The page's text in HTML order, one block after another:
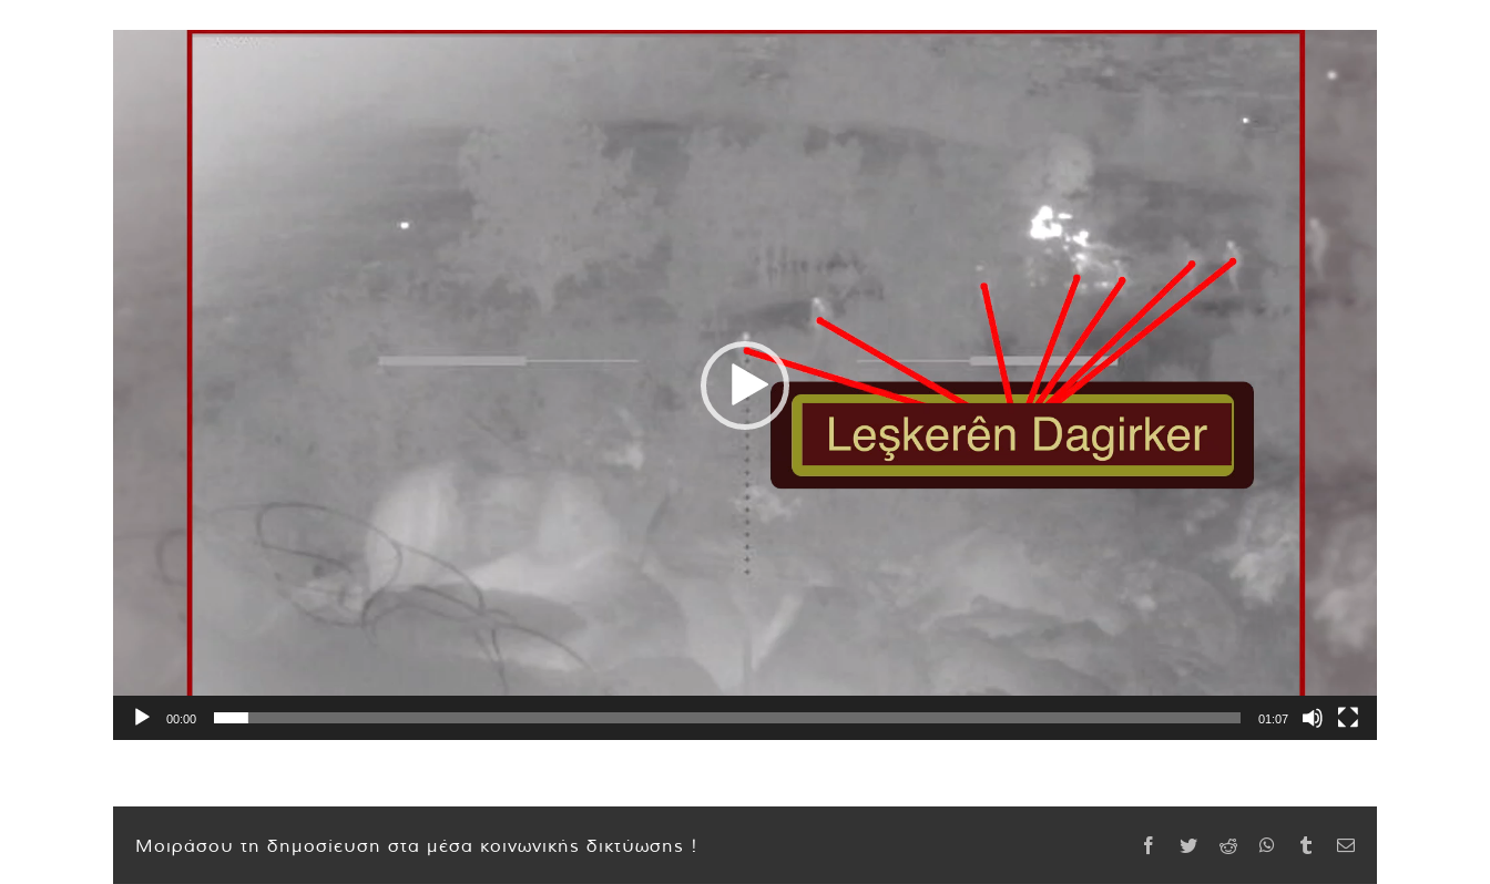
Πρόγραμμα
00:00 01:07
Μοιράσου τη δημοσίευση στα μέσα κοινωνικής δικτύωσης ! Facebook
TwitterReddit WhatsApp
TumblrEmail